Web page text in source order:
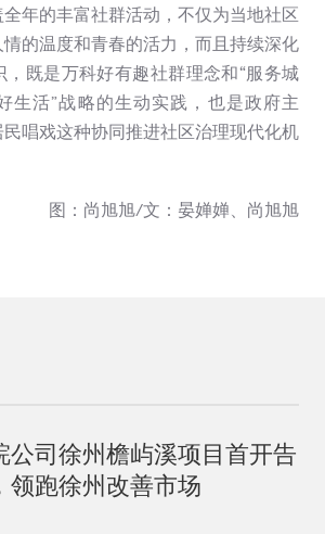
年的丰富社群活动，不仅为当地社区
的温度和青春的活力，而且持续深化
，既是万科好有趣社群理念和“服务城
生活”战略的生动实践，也是政府主
唱戏这种协同推进社区治理现代化机
图：尚旭旭/文：晏婵婵、尚旭旭
公司徐州檐屿溪项目首开告
领跑徐州改善市场